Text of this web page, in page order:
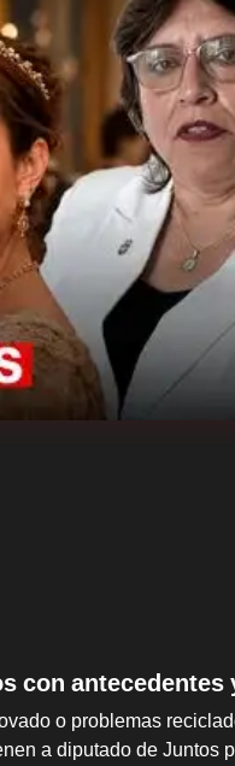
con antecedentes
o problemas
a diputado de Juntos